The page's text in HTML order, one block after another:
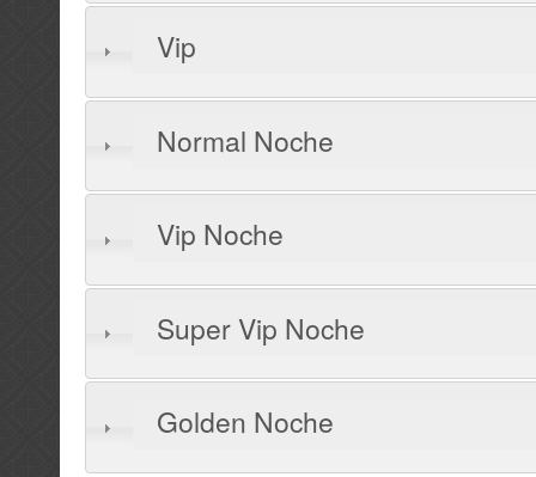
Vip
Normal Noche
Vip Noche
Super Vip Noche
Golden Noche